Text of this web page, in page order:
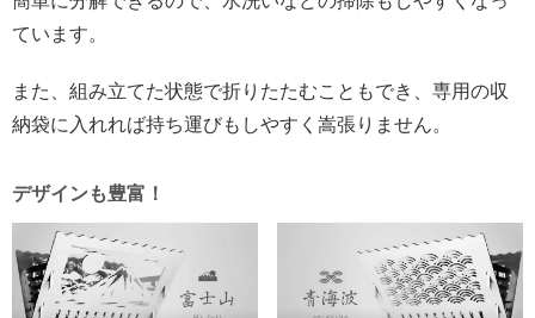
ています。
また、組み立てた状態で折りたたむこともでき、専用の収
納袋に入れれば持ち運びもしやすく嵩張りません。
デザインも豊富！